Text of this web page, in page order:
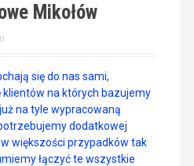
Mikołów
się do nas sami,
klientów na których bazujemy
na tyle wypracowaną
dodatkowej
większości przypadków tak
łączyć te wszystkie